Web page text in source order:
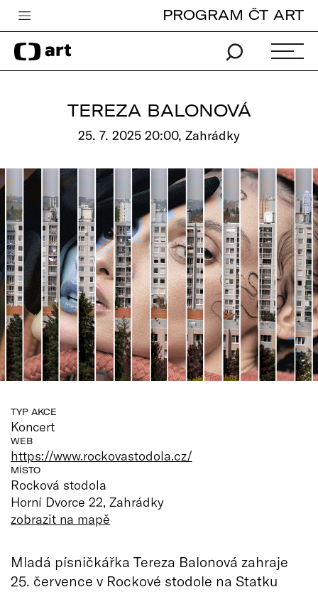
Česká televize
Zpravodajství
Pro děti
edu
Vše o ČT
PROGRAM ČT ART
TEREZA BALONOVÁ
25. 7. 2025 20:00, Zahrádky
TYP AKCE
Koncert
WEB
https://www.rockovastodola.cz/
MÍSTO
Rocková stodola
Horní Dvorce 22, Zahrádky
zobrazit na mapě
Mladá písničkářka Tereza Balonová zahraje
25. července v Rockové stodole na Statku